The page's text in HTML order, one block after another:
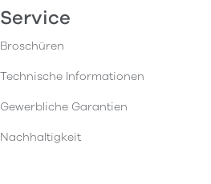
Service
Broschüren
Technische Informationen
Gewerbliche Garantien
Nachhaltigkeit